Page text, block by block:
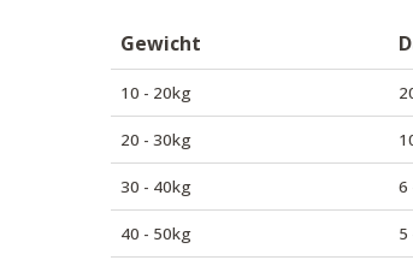
Gewicht
10 - 20kg
20 - 30kg
30 - 40kg 6
40 - 50kg 5